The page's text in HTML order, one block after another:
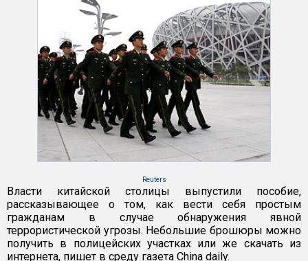
Reuters
Власти китайской столицы выпустили пособие,
рассказывающее о том, как вести себя простым
гражданам в случае обнаружения явной
террористической угрозы. Небольшие брошюры можно
получить в полицейских участках или же скачать из
интернета, пишет в среду газета China daily.